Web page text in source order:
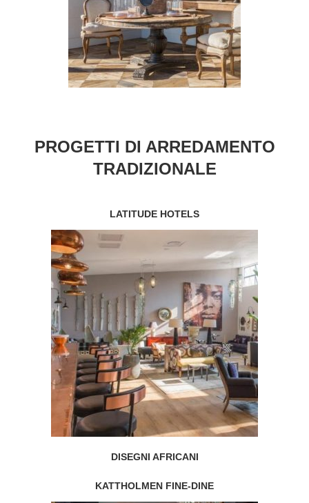
PROGETTI DI ARREDAMENTO
TRADIZIONALE
LATITUDE HOTELS
DISEGNI AFRICANI
KATTHOLMEN FINE-DINE